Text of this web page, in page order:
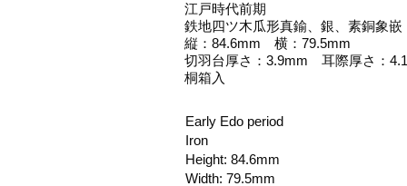
江戸時代前期
鉄地四ツ木瓜形真鍮、銀、素銅象嵌
縦：84.6mm 横：79.5mm
切羽台厚さ：3.9mm 耳際厚さ：
桐箱入
Early Edo period
Iron
Height: 84.6mm
Width: 79.5mm